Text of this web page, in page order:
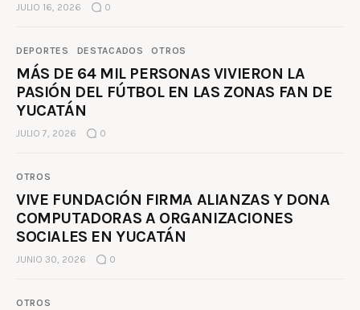
JULIO 16, 2026 0
DEPORTES DESTACADOS OTROS
MÁS DE 64 MIL PERSONAS VIVIERON LA
PASIÓN DEL FÚTBOL EN LAS ZONAS FAN DE
YUCATÁN
JULIO 7, 2026 0
OTROS
VIVE FUNDACIÓN FIRMA ALIANZAS Y DONA
COMPUTADORAS A ORGANIZACIONES
SOCIALES EN YUCATÁN
JUNIO 30, 2026 0
OTROS